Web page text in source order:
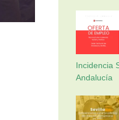
Incidencia
Andalucía